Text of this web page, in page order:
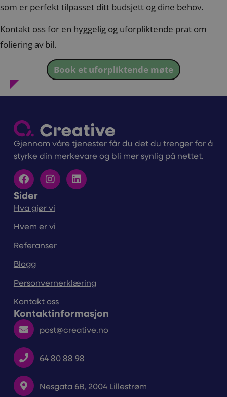
som er perfekt tilpasset ditt budsjett og dine behov.
Kontakt oss for en hyggelig og uforpliktende prat om
foliering av bil.
Book et uforpliktende møte
Gjennom våre tjenester får du det du trenger for å
styrke din merkevare og bli mer synlig på nettet.
Sider
Hva gjør vi
Hvem er vi
Referanser
Blogg
Personvernerklæring
Kontakt oss
Kontaktinformasjon
post@creative.no
64 80 88 98
Nesgata 6B, 2004 Lillestrøm